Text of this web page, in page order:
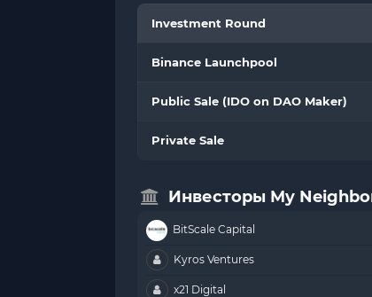
Investment Round
Binance Launchpool
Public Sale (IDO on DAO Maker)
Private Sale
Инвесторы My
BitScale Capital
Kyros Ventures
x21 Digital